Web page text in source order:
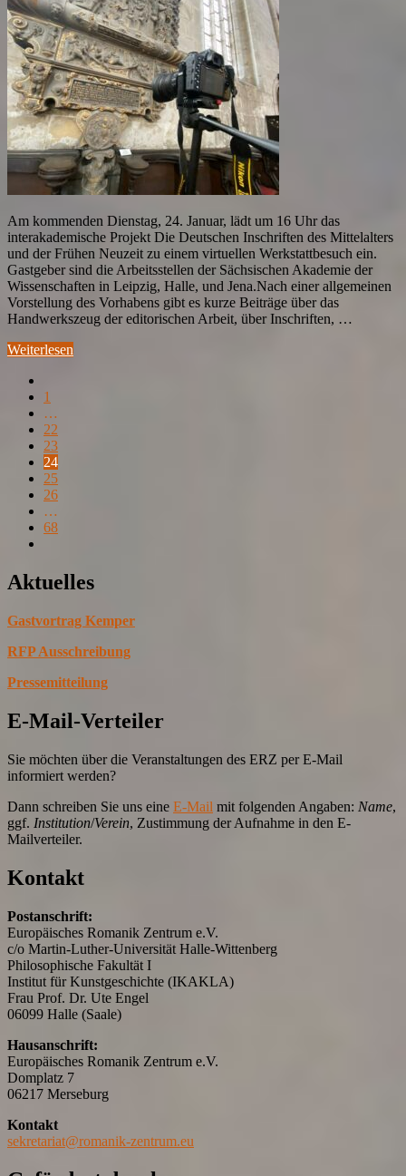
Am kommenden Dienstag, 24. Januar, lädt um 16 Uhr das
interakademische Projekt Die Deutschen Inschriften des Mittelalters
und der Frühen Neuzeit zu einem virtuellen Werkstattbesuch ein.
Gastgeber sind die Arbeitsstellen der Sächsischen Akademie der
Wissenschaften in Leipzig, Halle, und Jena.Nach einer allgemeinen
Vorstellung des Vorhabens gibt es kurze Beiträge über das
Handwerkszeug der editorischen Arbeit, über Inschriften, …
Weiterlesen
1
…
22
23
24
25
26
…
68
Aktuelles
Gastvortrag Kemper
RFP Ausschreibung
Pressemitteilung
E-Mail-Verteiler
Sie möchten über die Veranstaltungen des ERZ per E-Mail
informiert werden?
Dann schreiben Sie uns eine E-Mail mit folgenden Angaben: Name,
ggf. Institution/Verein, Zustimmung der Aufnahme in den E-
Mailverteiler.
Kontakt
Postanschrift:
Europäisches Romanik Zentrum e.V.
c/o Martin-Luther-Universität Halle-Wittenberg
Philosophische Fakultät I
Institut für Kunstgeschichte (IKAKLA)
Frau Prof. Dr. Ute Engel
06099 Halle (Saale)
Hausanschrift:
Europäisches Romanik Zentrum e.V.
Domplatz 7
06217 Merseburg
Kontakt
sekretariat@romanik-zentrum.eu